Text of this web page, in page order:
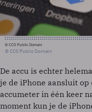
© CC0 Public Domain
© CC0 Public Domain
De accu is echter
je de iPhone aansluit op
accumeter in één keer
moment kun je de